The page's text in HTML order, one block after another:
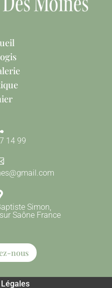
14 99
Simon,
Saône France
nous